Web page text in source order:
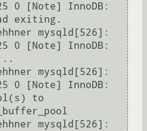
0 [Note] InnoDB:
exiting.
mysqld[526]:
0 [Note] InnoDB:
mysqld[526]:
0 [Note] InnoDB:
to
mysqld[526]: